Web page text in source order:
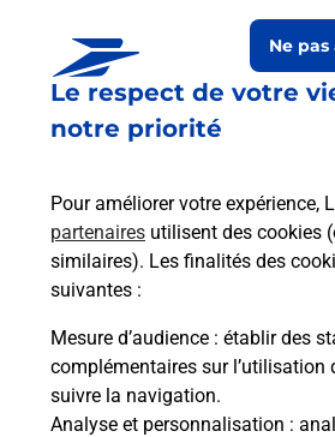
Le respect de votre
notre priorité
Pour améliorer votre expérience,
partenaires utilisent des cookies
similaires). Les finalités des
suivantes :
Mesure d’audience : établir des
complémentaires sur l’utilisation
suivre la navigation.
Analyse et personnalisation :
Ne
Est-il possible d’acheter
emballage directement
Comment demander une
modification de livraison ?
Comment La Poste
à votre sécurité au